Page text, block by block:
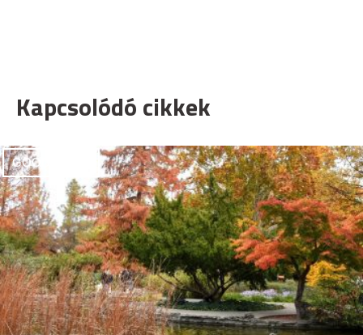
Kapcsolódó cikkek
GOODAPEST